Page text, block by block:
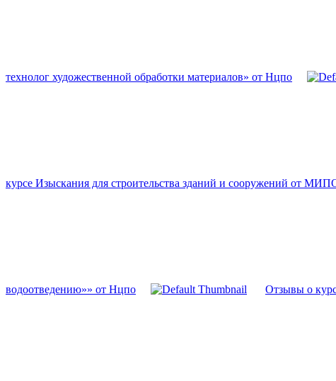
технолог художественной обработки материалов» от Нцпо
курсе Изыскания для строительства зданий и сооружений от
водоотведению»» от Нцпо Отзывы о